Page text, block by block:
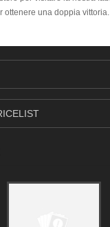
ottenere una doppia vittoria.